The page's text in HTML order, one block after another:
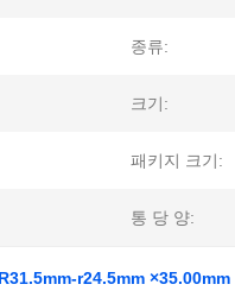
종류:
크기:
패키지 크기:
통 당 양:
r24.5mm ×35.00mm